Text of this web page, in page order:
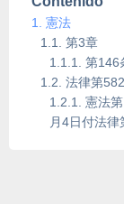
憲法
第3章
第146
法律第
憲法
月4日付法律